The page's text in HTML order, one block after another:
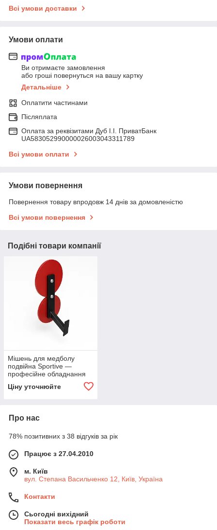
Всі умови доставки
Умови оплати
Ви отримаєте замовлення
або гроші повернуться на вашу картку
Детальніше
Оплатити частинами
Післяплата
Оплата за реквізитами Дуб І.І. ПриватБанк
UA583052990000026003043311789
Всі умови оплати
Умови повернення
Повернення товару впродовж 14 днів за домовленістю
Всі умови повернення
Подібні товари компанії
Мішень для медболу
подвійна Sportive —
професійне обладнання
Ціну уточнюйте
Про нас
78% позитивних з 38 відгуків за рік
Працює з 27.04.2010
м. Київ
вул. Степана Васильченко 12, Київ, Україна
Контакти
Сьогодні вихідний
Показати весь графік роботи